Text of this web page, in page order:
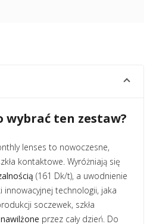
wybrać ten zestaw?
lenses to nowoczesne,
kontaktowe. Wyróżniają się
(161 Dk/t), a uwodnienie
innowacyjnej technologii, jaka
soczewek, szkła
przez cały dzień. Do